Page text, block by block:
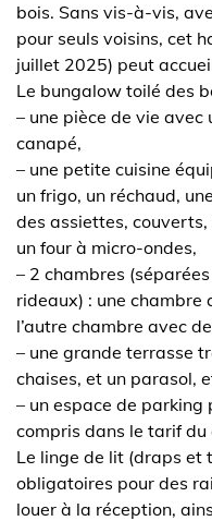
bois. Sans vis-à-vis,
pour seuls voisins, cet
juillet 2025) peut
Le bungalow toilé des
– une pièce de vie
canapé,
– une petite cuisine
un frigo, un réchaud,
des assiettes,
un four à micro-ondes,
– 2 chambres
rideaux) : une chambre
l’autre chambre avec
– une grande terrasse
chaises, et un parasol,
– un espace de parking
compris dans le tarif du
Le linge de lit (draps et
obligatoires pour des
louer à la réception,